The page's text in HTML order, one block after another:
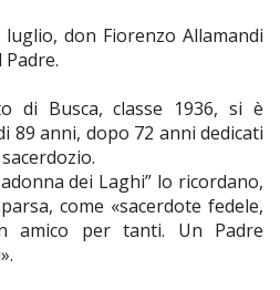
don Fiorenzo Allamandi
di Busca, classe 1936, si è
89 anni, dopo 72 anni dedicati
dei Laghi” lo ricordano,
come «sacerdote fedele,
amico per tanti. Un Padre